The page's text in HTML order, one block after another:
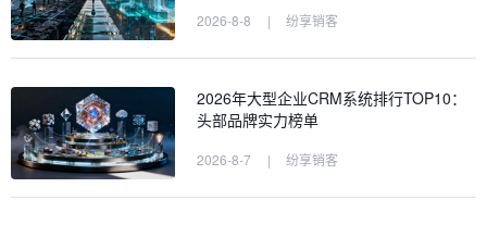
2026-8-8 | 纷享销客
2026年大型企业CRM系统排行TOP10：
头部品牌实力榜单
2026-8-7 | 纷享销客